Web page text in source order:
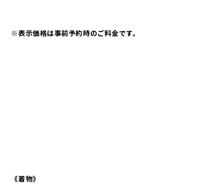
※表示価格は事前予約時のご料金です。
《着物》